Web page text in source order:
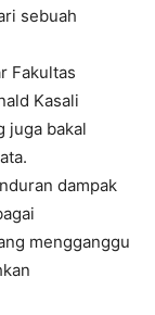
sebuah
Fakultas
Kasali
juga bakal
dampak
mengganggu